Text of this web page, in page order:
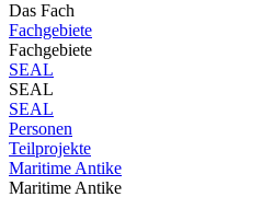
Das Fach
Fachgebiete
Fachgebiete
SEAL
SEAL
SEAL
Personen
Teilprojekte
Maritime Antike
Maritime Antike